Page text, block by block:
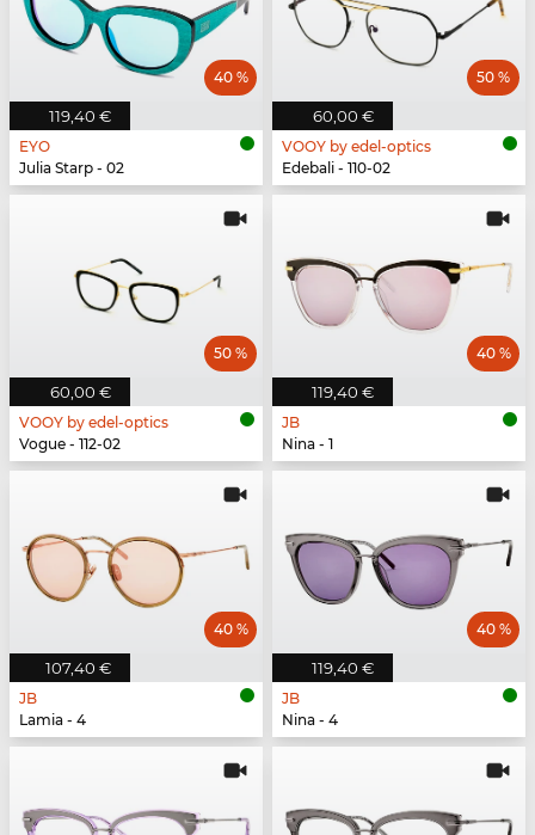
119,40 €
40 %
EYO
Julia Starp - 02
60,00 €
50 %
VOOY by edel-optics
Edebali - 110-02
60,00 €
50 %
VOOY by edel-optics
Vogue - 112-02
119,40 €
40 %
JB
Nina - 1
107,40 €
40 %
JB
Lamia - 4
119,40 €
40 %
JB
Nina - 4